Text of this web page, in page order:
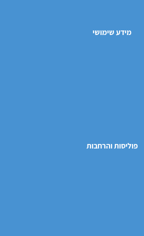
מידע שימושי
פוליסות והרחבות